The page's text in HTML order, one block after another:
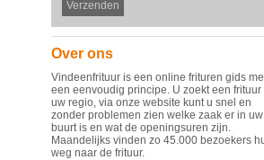
Over ons
Vindeenfrituur is een online frituren gids
een eenvoudig principe. U zoekt een frituur
uw regio, via onze website kunt u snel en
zonder problemen zien welke zaak er in uw
buurt is en wat de openingsuren zijn.
Maandelijks vinden zo 45.000 bezoekers
weg naar de frituur.